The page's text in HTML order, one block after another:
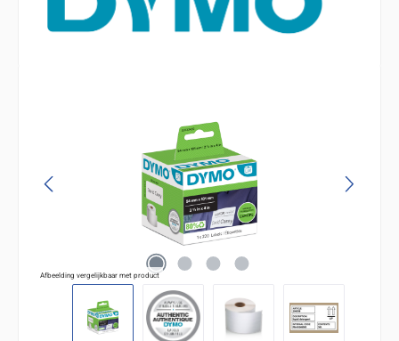
Afbeelding vergelijkbaar met product